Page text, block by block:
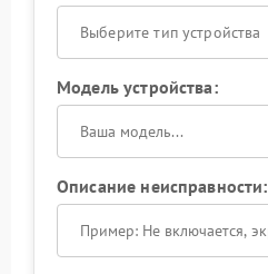
Выберите тип устройства
Модель устройства:
Описание неисправности: